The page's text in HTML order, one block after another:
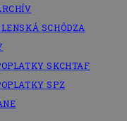
SCHÔDZA
SKCHTAF
SPZ